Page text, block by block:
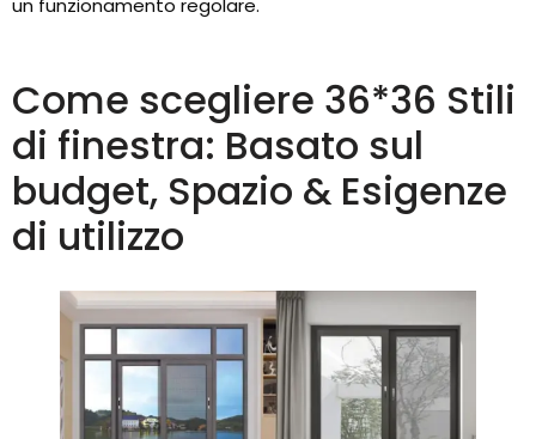
un funzionamento regolare.
Come scegliere 36*36 Stili
di finestra: Basato sul
budget, Spazio & Esigenze
di utilizzo